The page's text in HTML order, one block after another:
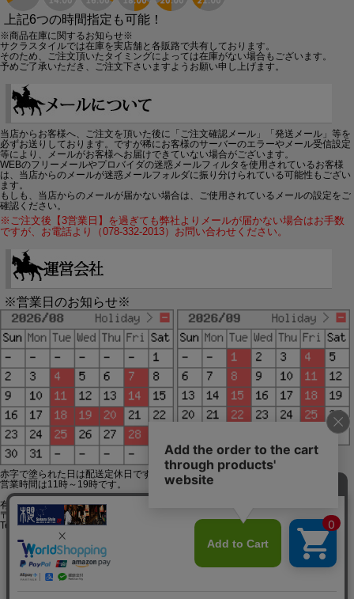
上記6つの時間指定も可能！
※商品在庫に関するお知らせ※
サクラスタイルでは在庫を実店舗と各販路で共有しております。
そのため、ご注文頂いたタイミングによっては在庫がない場合もございます。
予めご了承いただき、ご注文下さいますようお願い申し上げます。
当店からお客様へ、ご注文を頂いた後に「ご注文確認メール」「発送メール」等を
必ずお送りしております。ですが稀にお客様のサーバーのエラーやメール受信設定
等により、メールがお客様へお届けできていない場合がございます。
WEBのフリーメールやプロバイダの迷惑メールフィルタを使用されているお客様
は、当店からのメールが迷惑メールフォルダに振り分けられている可能性もござい
ます。
もしも、当店からのメールが届かない場合は、ご使用されているメールの設定をご
確認ください。
※ご注文後【3営業日】を過ぎても弊社よりメールが届かない場合はお手数
ですが、お電話より（078-332-2013）お問い合わせください。
※営業日のお知らせ※
赤字で塗られた日は配送定休日です。
営業時間は11時～19時です。
有限会社ジップジップ SakuraStyle通販事業部
〒650-0021 神戸市中央区三宮町3-9-19イトウビル1,4F
Tel:078-332-2013 FAX:078-333-6644
SSL/TLSとは?